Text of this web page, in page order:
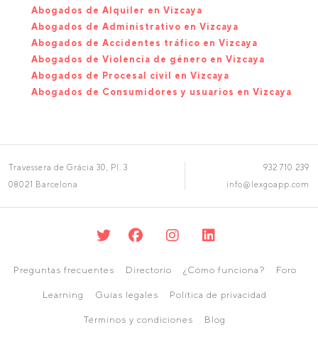
Abogados de Alquiler en Vizcaya
Abogados de Administrativo en Vizcaya
Abogados de Accidentes tráfico en Vizcaya
Abogados de Violencia de género en Vizcaya
Abogados de Procesal civil en Vizcaya
Abogados de Consumidores y usuarios en Vizcaya
Travessera de Gràcia 30, Pl. 3
08021 Barcelona
932 710 239
info@lexgoapp.com
Preguntas frecuentes Directorio ¿Cómo funciona? Foro
Learning Guías legales Política de privacidad
Términos y condiciones Blog